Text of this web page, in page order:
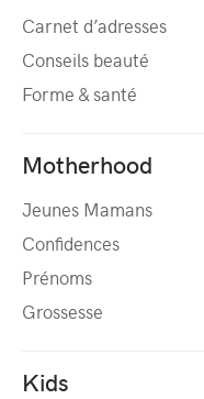
Carnet d’adresses
Conseils beauté
Forme & santé
Motherhood
Jeunes Mamans
Confidences
Prénoms
Grossesse
Kids